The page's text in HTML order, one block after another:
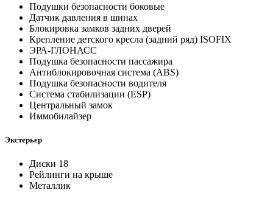
Подушки безопасности боковые
Датчик давления в шинах
Блокировка замков задних дверей
Крепление детского кресла (задний ряд) ISOFIX
ЭРА-ГЛОНАСС
Подушка безопасности пассажира
Антиблокировочная система (ABS)
Подушка безопасности водителя
Система стабилизации (ESP)
Центральный замок
Иммобилайзер
Экстерьер
Диски 18
Рейлинги на крыше
Металлик